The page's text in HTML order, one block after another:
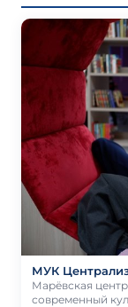
МУК
Марёвская
современный